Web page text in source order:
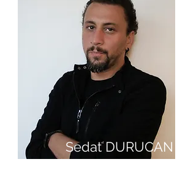
Sedat DURUCAN